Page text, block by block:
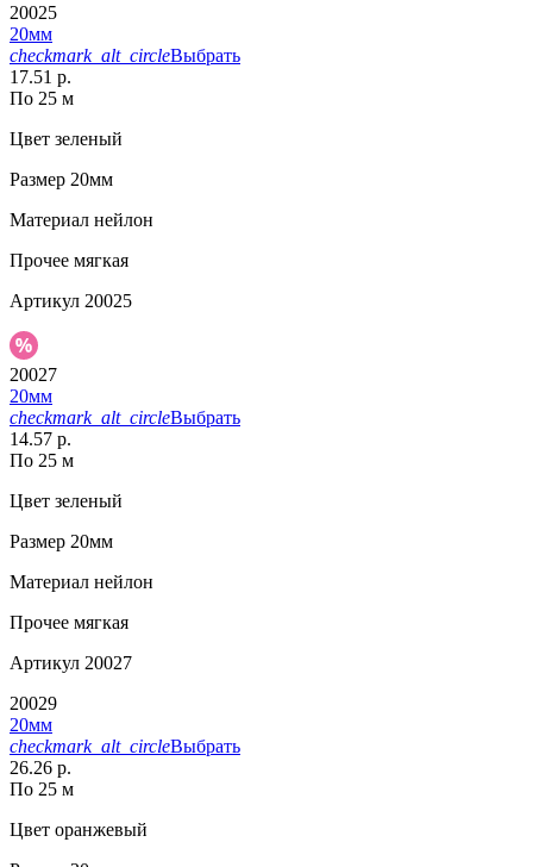
20025
20мм
checkmark_alt_circleВыбрать
17.51 р.
По 25 м
Цвет зеленый
Размер 20мм
Материал нейлон
Прочее мягкая
Артикул 20025
20027
20мм
checkmark_alt_circleВыбрать
14.57 р.
По 25 м
Цвет зеленый
Размер 20мм
Материал нейлон
Прочее мягкая
Артикул 20027
20029
20мм
checkmark_alt_circleВыбрать
26.26 р.
По 25 м
Цвет оранжевый